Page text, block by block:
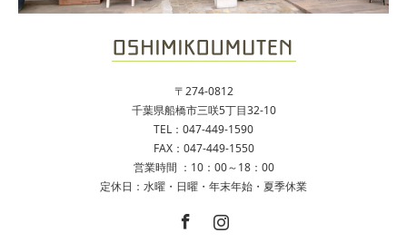
〒274-0812
千葉県船橋市三咲5丁目32-10
TEL：047-449-1590
FAX：047-449-1550
営業時間 ：10：00～18：00
定休日：水曜・日曜・年末年始・夏季休業